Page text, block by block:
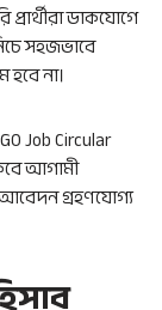
ডাকযোগে
সহজভাবে
না।
Job Circular
আগামী
গ্রহণযোগ্য